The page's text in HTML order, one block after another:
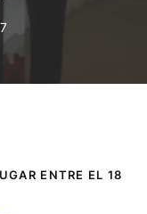
ENTRE EL 18